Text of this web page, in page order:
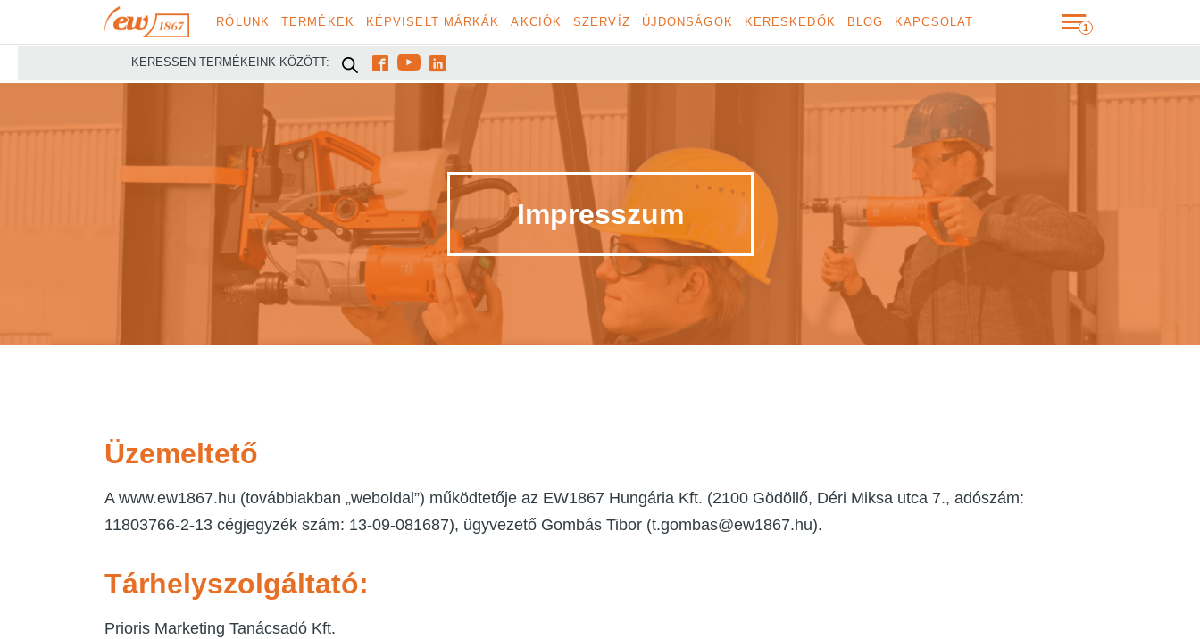
RÓLUNK TERMÉKEK KÉPVISELT MÁRKÁK AKCIÓK SZERVÍZ ÚJDONSÁGOK KERESKEDŐK BLOG KAPCSOLAT
KERESSEN TERMÉKEINK KÖZÖTT:   
Impresszum
Üzemeltető
A www.ew1867.hu (továbbiakban „weboldal”) működtetője az EW1867 Hungária Kft. (2100 Gödöllő, Déri Miksa utca 7., adószám:
11803766-2-13 cégjegyzék szám: 13-09-081687), ügyvezető Gombás Tibor (t.gombas@ew1867.hu).
Tárhelyszolgáltató:
Prioris Marketing Tanácsadó Kft.